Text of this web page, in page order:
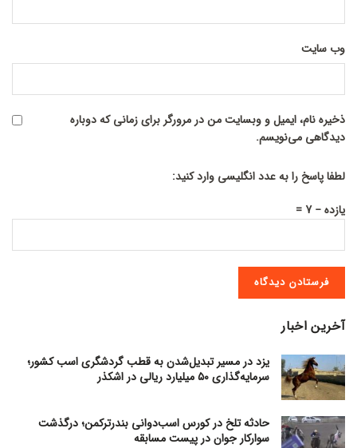
وب‌ سایت
ذخیره نام، ایمیل و وبسایت من در مرورگر برای زمانی که دوباره
دیدگاهی می‌نویسم.
لطفا پاسخ را به عدد انگلیسی وارد کنید:
یازده − 7 =
آخرین اخبار
یزد در مسیر تبدیل‌شدن به قطب گردشگری اسب کشور؛
سرمایه‌گذاری ۵۰ میلیارد ریالی در اشکذر
حادثه تلخ در کورس اسب‌دوانی بندرترکمن؛ درگذشت
سوارکار جوان در پیست مسابقه